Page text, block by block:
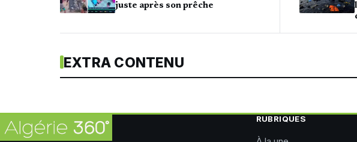
juste après son prêche
EXTRA CONTENU
RUBRIQUES